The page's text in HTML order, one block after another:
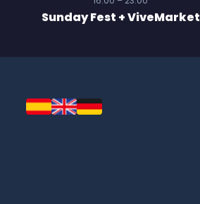
Sunday Fest + ViveMarket